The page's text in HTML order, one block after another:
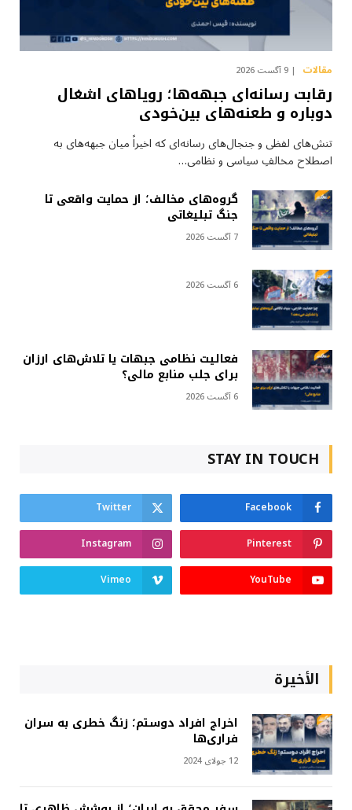
مقالات 9 آگست 2026
رقابت رسانه‌ای جبهه‌ها؛ رویاهای اشغال
دوباره و طعنه‌های بین‌خودی
تنش‌های لفظی و جنجال‌های رسانه‌ای که اخیراً میان جبهه‌های به
اصطلاح مخالفِ سیاسی و نظامی…
گروه‌های مخالف؛ از حمایت واقعی تا
جنگ تبلیغاتی
7 آگست 2026
6 آگست 2026
فعالیت نظامی جبهات یا تلاش‌های ارزان
برای جلب منابع مالی؟
6 آگست 2026
STAY IN TOUCH
Facebook
Twitter
Pinterest
Instagram
YouTube
Vimeo
الأخيرة
اخراج افراد دوستم؛ زنگ خطری به سران
فراری‌ها
12 جولای 2024